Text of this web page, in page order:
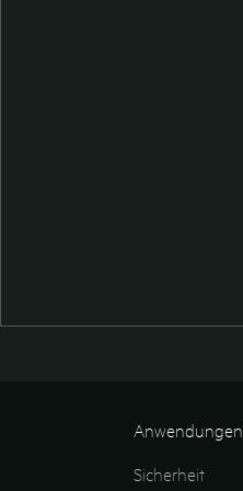
Anwendungen
Sicherheit